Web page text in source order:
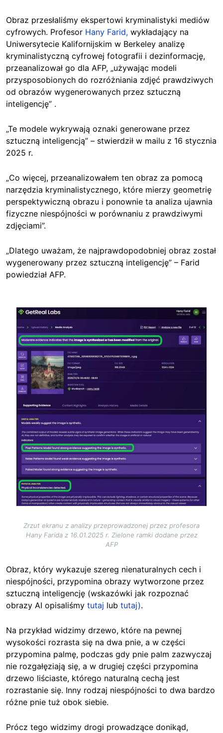
Obraz przesłaliśmy ekspertowi kryminalistyki mediów
cyfrowych. Profesor Hany Farid, wykładający na
Uniwersytecie Kalifornijskim w Berkeley analizę
kryminalistyczną cyfrowej fotografii i dezinformację,
przeanalizował go dla AFP, „używając modeli
przysposobionych do rozróżniania zdjęć prawdziwych
od obrazów wygenerowanych przez sztuczną
inteligencję” .
„Te modele wykrywają oznaki generowane przez
sztuczną inteligencją” – stwierdził w mailu z 16 stycznia
2025 r.
„Co więcej, przeanalizowałem ten obraz za pomocą
narzędzia kryminalistycznego, które mierzy geometrię
perspektywiczną obrazu i ponownie ta analiza ujawnia
fizyczne niespójności w porównaniu z prawdziwymi
zdjęciami”.
„Dlatego uważam, że najprawdopodobniej obraz został
wygenerowany przez sztuczną inteligencję” – Farid
powiedział AFP.
Image
Zrzut ekranu z analizy przeprowadzonej przez profesora
Hany Farida z 16.01.2025 r. Zielone ramki dodane przez
AFP
Obraz, który wykazuje szereg nienaturalnych cech i
niespójności, przypomina obrazy wytworzone przez
sztuczną inteligencję (wskazówki jak rozpoznać
obrazy AI opisaliśmy tutaj lub tutaj).
Na przykład widzimy drzewo, które na pewnej
wysokości rozrasta się na dwa pnie, a w części
przypomina palmę, podczas gdy pnie palm zazwyczaj
nie rozgałęziają się, a w drugiej części przypomina
drzewo liściaste, którego naturalną cechą jest
rozrastanie się. Inny rodzaj niespójności to dwa bardzo
różne pnie tuż obok siebie.
Prócz tego widzimy drogi prowadzące donikąd,